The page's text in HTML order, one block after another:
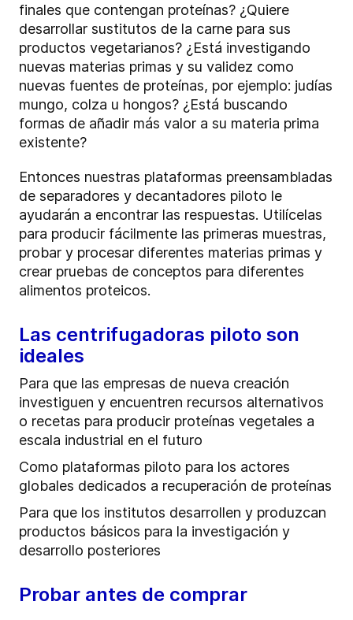
finales que contengan proteínas? ¿Quiere
desarrollar sustitutos de la carne para sus
productos vegetarianos? ¿Está investigando
nuevas materias primas y su validez como
nuevas fuentes de proteínas, por ejemplo: judías
mungo, colza u hongos? ¿Está buscando
formas de añadir más valor a su materia prima
existente?
Entonces nuestras plataformas preensambladas
de separadores y decantadores piloto le
ayudarán a encontrar las respuestas. Utilícelas
para producir fácilmente las primeras muestras,
probar y procesar diferentes materias primas y
crear pruebas de conceptos para diferentes
alimentos proteicos.
Las centrifugadoras piloto son
ideales
Para que las empresas de nueva creación
investiguen y encuentren recursos alternativos
o recetas para producir proteínas vegetales a
escala industrial en el futuro
Como plataformas piloto para los actores
globales dedicados a recuperación de proteínas
Para que los institutos desarrollen y produzcan
productos básicos para la investigación y
desarrollo posteriores
Probar antes de comprar